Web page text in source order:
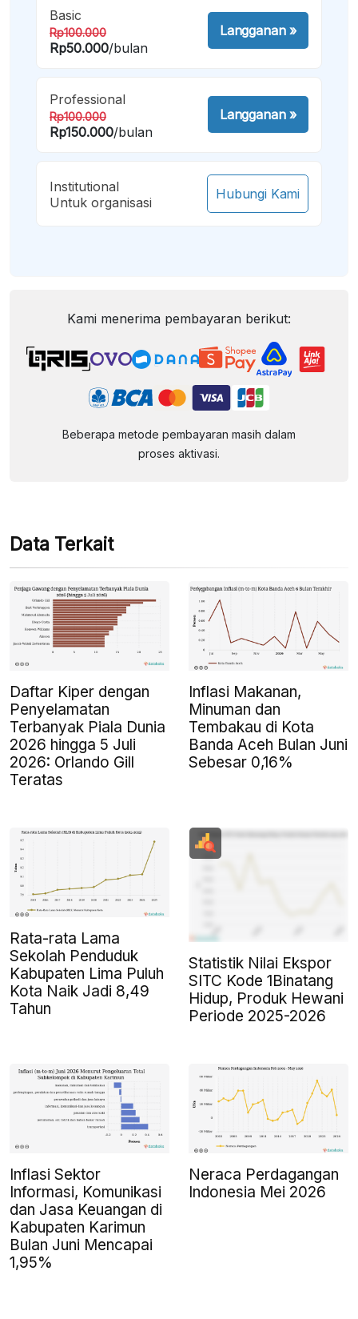
Basic
Rp100.000
Rp50.000/bulan
Langganan»
Professional
Rp100.000
Rp150.000/bulan
Langganan»
Institutional
Untuk organisasi
Hubungi Kami
Kami menerima pembayaran berikut:
Beberapa metode pembayaran masih dalam
proses aktivasi.
Data Terkait
Daftar Kiper dengan
Penyelamatan
Terbanyak Piala Dunia
2026 hingga 5 Juli
2026: Orlando Gill
Teratas
Inflasi Makanan,
Minuman dan
Tembakau di Kota
Banda Aceh Bulan Juni
Sebesar 0,16%
Rata-rata Lama
Sekolah Penduduk
Kabupaten Lima Puluh
Kota Naik Jadi 8,49
Tahun
Statistik Nilai Ekspor
SITC Kode 1Binatang
Hidup, Produk Hewani
Periode 2025-2026
Inflasi Sektor
Informasi, Komunikasi
dan Jasa Keuangan di
Kabupaten Karimun
Bulan Juni Mencapai
1,95%
Neraca Perdagangan
Indonesia Mei 2026